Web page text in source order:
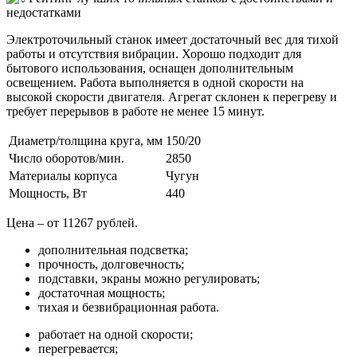
Электроточильный станок имеет достаточный вес для тихой
работы и отсутствия вибрации. Хорошо подходит для
бытового использования, оснащен дополнительным
освещением. Работа выполняется в одной скорости на
высокой скорости двигателя. Агрегат склонен к перегреву и
требует перерывов в работе не менее 15 минут.
Диаметр/толщина круга, мм 150/20
Число оборотов/мин.
2850
Материалы корпуса
Чугун
Мощность, Вт
440
Цена – от 11267 рублей.
дополнительная подсветка;
прочность, долговечность;
подставки, экраны можно регулировать;
достаточная мощность;
тихая и безвибрационная работа.
работает на одной скорости;
перегревается;